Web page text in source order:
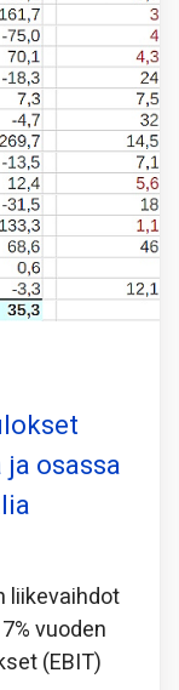
osassa
liikevaihdot
vuoden
(EBIT)